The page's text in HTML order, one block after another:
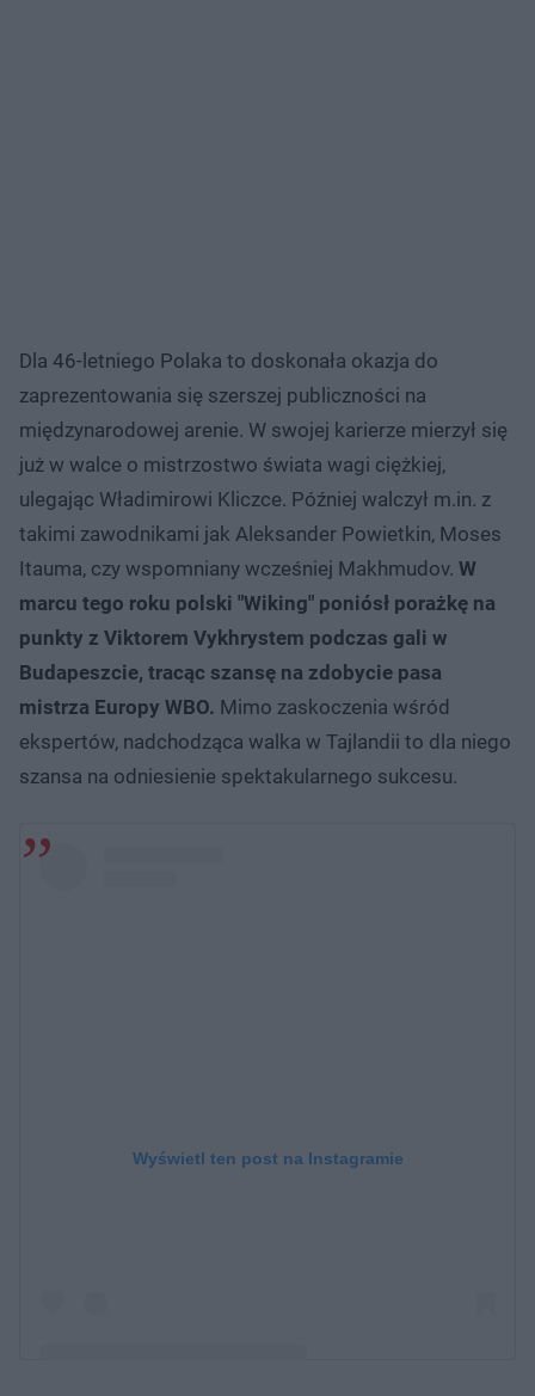
Dla 46-letniego Polaka to doskonała okazja do
zaprezentowania się szerszej publiczności na
międzynarodowej arenie. W swojej karierze mierzył się
już w walce o mistrzostwo świata wagi ciężkiej,
ulegając Władimirowi Kliczce. Później walczył m.in. z
takimi zawodnikami jak Aleksander Powietkin, Moses
Itauma, czy wspomniany wcześniej Makhmudov. W
marcu tego roku polski "Wiking" poniósł porażkę na
punkty z Viktorem Vykhrystem podczas gali w
Budapeszcie, tracąc szansę na zdobycie pasa
mistrza Europy WBO. Mimo zaskoczenia wśród
ekspertów, nadchodząca walka w Tajlandii to dla niego
szansa na odniesienie spektakularnego sukcesu.
Wyświetl ten post na Instagramie